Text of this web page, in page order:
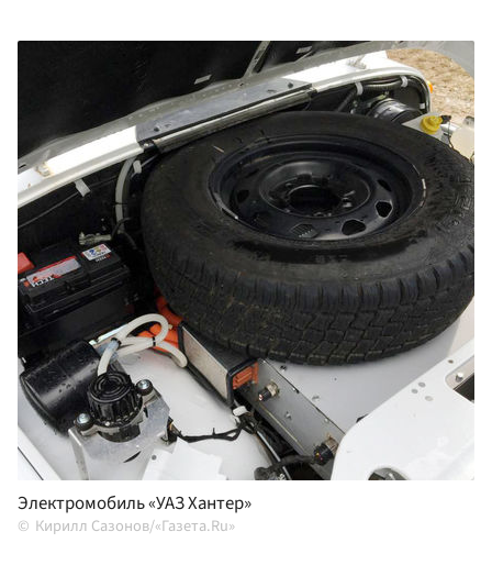
Электромобиль «УАЗ Хантер»
Кирилл Сазонов/«Газета.Ru»